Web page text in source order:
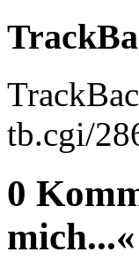
tb.cgi/
0
mich...«